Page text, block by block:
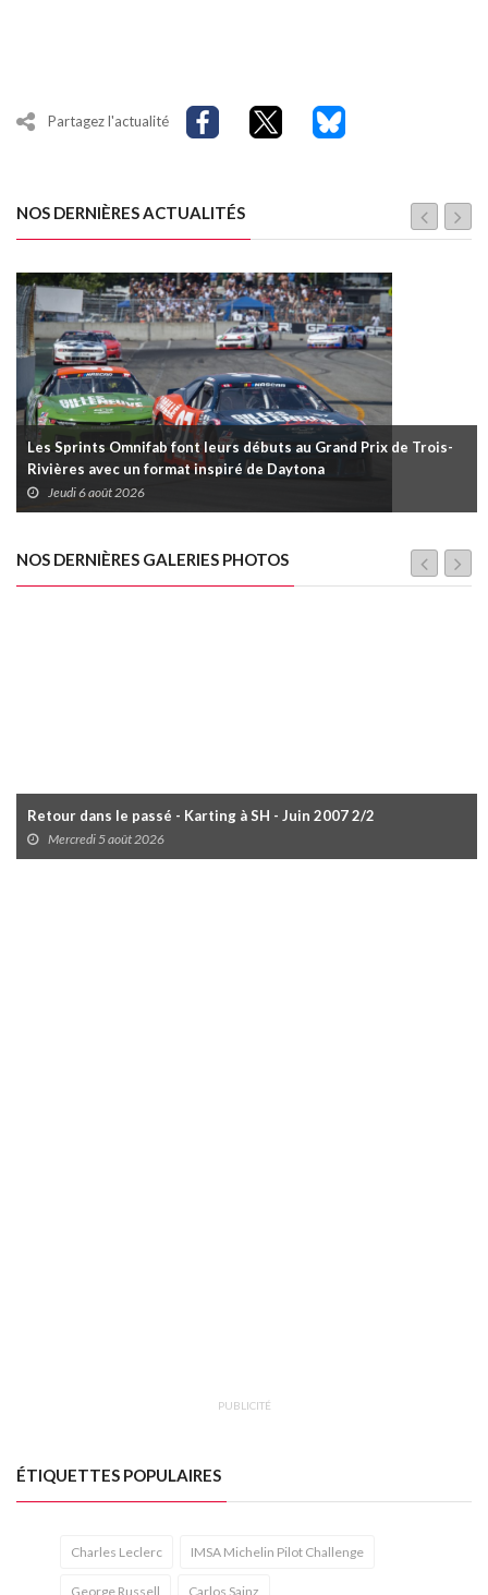
Partagez l'actualité
NOS DERNIÈRES ACTUALITÉS
Les Sprints Omnifab font leurs débuts au Grand Prix de Trois-
Rivières avec un format inspiré de Daytona
Jeudi 6 août 2026
NOS DERNIÈRES GALERIES PHOTOS
Retour dans le passé - Karting à SH - Juin 2007 2/2
Mercredi 5 août 2026
PUBLICITÉ
ÉTIQUETTES POPULAIRES
Charles Leclerc IMSA Michelin Pilot Challenge
George Russell Carlos Sainz